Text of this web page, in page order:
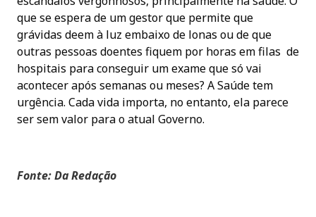
que se espera de um gestor que permite que
grávidas deem à luz embaixo de lonas ou de que
outras pessoas doentes fiquem por horas em filas de
hospitais para conseguir um exame que só vai
acontecer após semanas ou meses? A Saúde tem
urgência. Cada vida importa, no entanto, ela parece
ser sem valor para o atual Governo.
Fonte: Da Redação